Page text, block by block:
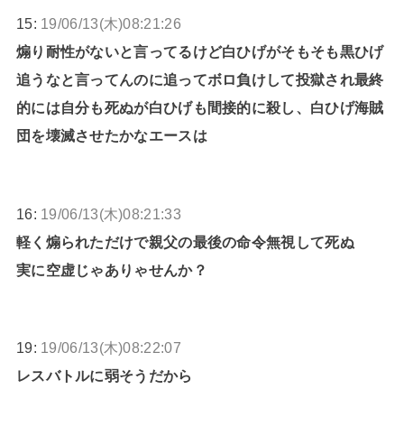
15: 19/06/13(木)08:21:26
煽り耐性がないと言ってるけど白ひげがそもそも黒ひげ
追うなと言ってんのに追ってボロ負けして投獄され最終
的には自分も死ぬが白ひげも間接的に殺し、白ひげ海賊
団を壊滅させたかなエースは
16: 19/06/13(木)08:21:33
軽く煽られただけで親父の最後の命令無視して死ぬ
実に空虚じゃありゃせんか？
19: 19/06/13(木)08:22:07
レスバトルに弱そうだから